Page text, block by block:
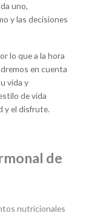
uno,
y las decisiones
lo que a la hora
en cuenta
vida y
de vida
y el disfrute.
de
nutricionales